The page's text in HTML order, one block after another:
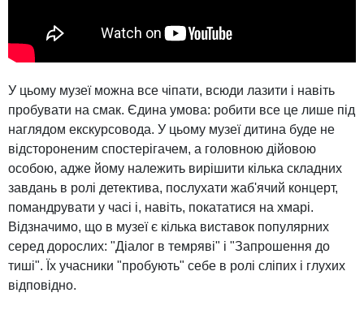
У цьому музеї можна все чіпати, всюди лазити і навіть
пробувати на смак. Єдина умова: робити все це лише під
наглядом екскурсовода. У цьому музеї дитина буде не
відстороненим спостерігачем, а головною дійовою
особою, адже йому належить вирішити кілька складних
завдань в ролі детектива, послухати жаб'ячий концерт,
помандрувати у часі і, навіть, покататися на хмарі.
Відзначимо, що в музеї є кілька виставок популярних
серед дорослих: "Діалог в темряві" і "Запрошення до
тиші". Їх учасники "пробують" себе в ролі сліпих і глухих
відповідно.